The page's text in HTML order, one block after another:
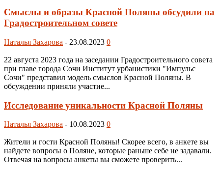
Смыслы и образы Красной Поляны обсудили на
Градостроительном совете
Наталья Захарова - 23.08.2023 0
22 августа 2023 года на заседании Градостроительного совета
при главе города Сочи Институт урбанистики "Импульс
Сочи" представил модель смыслов Красной Поляны. В
обсуждении приняли участие...
Исследование уникальности Красной Поляны
Наталья Захарова - 10.08.2023 0
Жители и гости Красной Поляны! Скорее всего, в анкете вы
найдете вопросы о Поляне, которые раньше себе не задавали.
Отвечая на вопросы анкеты вы сможете проверить...